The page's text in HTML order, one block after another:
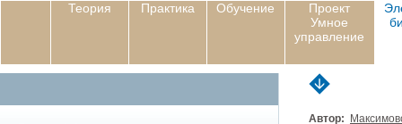
Теория Практика Обучение
Проект
Умное
управление
Автор: